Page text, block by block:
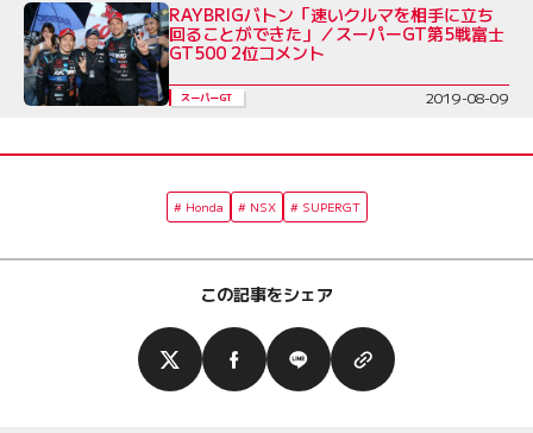
RAYBRIGバトン「速いクルマを相手に立ち
回ることができた」／スーパーGT第5戦富士
GT500 2位コメント
スーパーGT 2019-08-09
Honda NSX SUPERGT
この記事をシェア